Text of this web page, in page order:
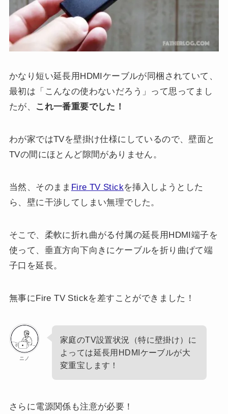
かなり短い延長用HDMIケーブルが同梱されていて、
最初は「こんなの使わないだろう」って思ってまし
たが、 これ一番重要でした！
わが家ではTVを壁掛け仕様にしているので、壁面と
TVの間にほとんど隙間がありません。
当然、そのまま Fire TV Stickを挿入しようとした
ら、壁に干渉してしまい無理でした。
そこで、柔軟に折れ曲がる付属の延長用HDMI端子を
使って、垂直方向下向きにケーブルを折り曲げて端
子口を延長。
無事にFire TV Stickを差すことができました！
ニノ
家庭のTV設置状況（特に壁掛け）に
よっては延長用HDMIケーブルが大
変重宝します！
さらに電源関係も注意が必要！